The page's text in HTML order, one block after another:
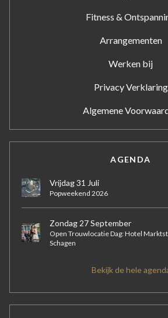
Fitness &
Arrangementen
Werken bij
Privacy Verklaring
Algemene
AGENDA
Vrijdag 31 Juli
Popweekend 2026
Zondag 27 September
Open Trouwlocatie Dag: Hotel
Schagen
Bekijk de hele